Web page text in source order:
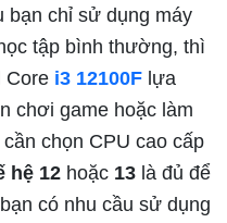
bạn chỉ sử dụng máy
tập bình thường, thì
Core i3 12100F lựa
chơi game hoặc làm
chọn CPU cao cấp
hệ 12 hoặc 13 là đủ để
có nhu cầu sử dụng